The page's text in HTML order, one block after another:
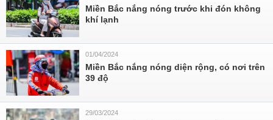
Miền Bắc nắng nóng trước khi đón không
khí lạnh
01/04/2024
Miền Bắc nắng nóng diện rộng, có nơi trên
39 độ
29/03/2024